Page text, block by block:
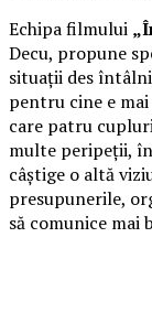
Echipa filmului
Decu, propune
situații des
pentru cine e
care patru
multe peripeții,
câștige o altă
presupunerile,
să comunice mai